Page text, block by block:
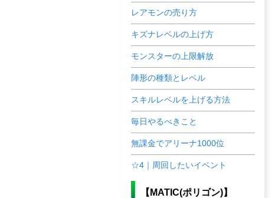
レアモンの売り方
キズナレベルの上げ方
モンスターの上限解放
陣形の種類とレベル
スキルレベルを上げる方法
毎日やるべきこと
無課金でアリーナ1000位
☆4｜周回したいイベント
【MATIC(ポリゴン)】